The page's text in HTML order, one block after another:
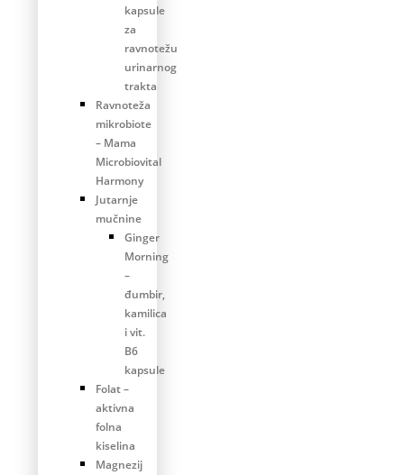
kapsule
za
ravnotežu
urinarnog
trakta
Ravnoteža
mikrobiote
– Mama
Microbiovital
Harmony
Jutarnje
mučnine
Ginger
Morning
–
đumbir,
kamilica
i vit.
B6
kapsule
Folat –
aktivna
folna
kiselina
Magnezij